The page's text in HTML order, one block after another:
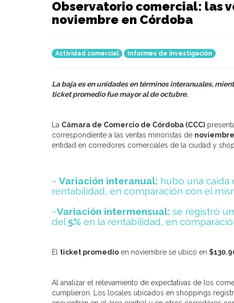
Observatorio comercial: las
noviembre en Córdoba
Actividad comercial Informes de investigación
La baja es en unidades en términos interanuales,
ticket promedio fue mayor al de octubre.
La Cámara de Comercio de Córdoba (CCC)
correspondiente a las ventas minoristas de
entidad en corredores comerciales de la ciudad y
– Variación interanual: hubo una caída
rentabilidad, en comparación con el
–Variación intermensual: se registró
del5% en la rentabilidad, en
El ticket promedio en noviembre se ubicó en
Al analizar el relevamiento de expectativas de los
cumplieron. Los locales ubicados en shoppings